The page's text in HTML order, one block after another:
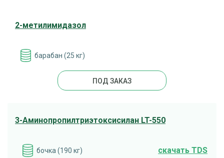
2-метилимидазол
барабан (25 кг)
ПОД ЗАКАЗ
3-Аминопропилтриэтоксисилан LT-550
бочка (190 кг) cкачать TDS